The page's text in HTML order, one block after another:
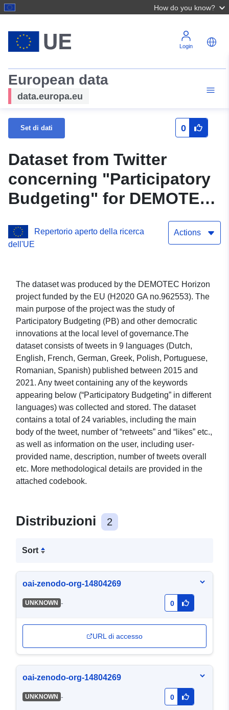
How do you know?
Login
European data
data.europa.eu
Set di dati 0
Dataset from Twitter
concerning "Participatory
Budgeting" for DEMOTEC
Repertorio aperto della ricerca
dell'UE
Actions
The dataset was produced by the DEMOTEC Horizon
project funded by the EU (H2020 GA no.962553). The
main purpose of the project was the study of
Participatory Budgeting (PB) and other democratic
innovations at the local level of governance.The
dataset consists of tweets in 9 languages (Dutch,
English, French, German, Greek, Polish, Portuguese,
Romanian, Spanish) published between 2015 and
2021. Any tweet containing any of the keywords
appearing below (“Participatory Budgeting” in different
languages) was collected and stored. The dataset
contains a total of 24 variables, including the main
body of the tweet, number of “retweets” and “likes” etc.,
as well as information on the user, including user-
provided name, description, number of tweets overall
etc. More methodological details are provided in the
attached codebook.
Distribuzioni 2
Sort
oai-zenodo-org-14804269
UNKNOWN - 0
URL di accesso
oai-zenodo-org-14804269
UNKNOWN - 0